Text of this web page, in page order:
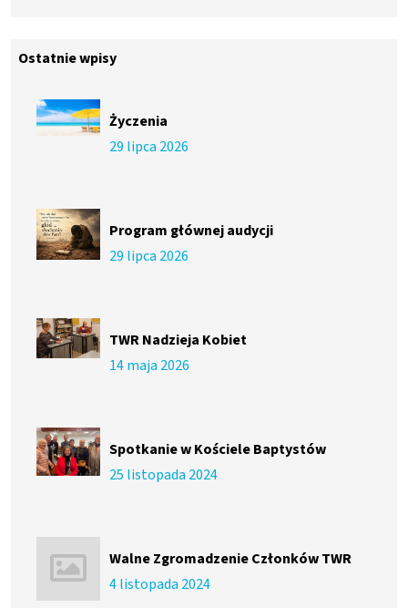
Ostatnie wpisy
Życzenia
29 lipca 2026
Program głównej audycji
29 lipca 2026
TWR Nadzieja Kobiet
14 maja 2026
Spotkanie w Kościele Baptystów
25 listopada 2024
Walne Zgromadzenie Członków TWR
4 listopada 2024